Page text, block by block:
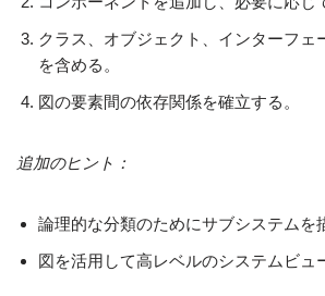
クラス、オブジェクト、インターフェ
を含める。
図の要素間の依存関係を確立する。
追加のヒント：
論理的な分類のためにサブシステムを
図を活用して高レベルのシステムビュ